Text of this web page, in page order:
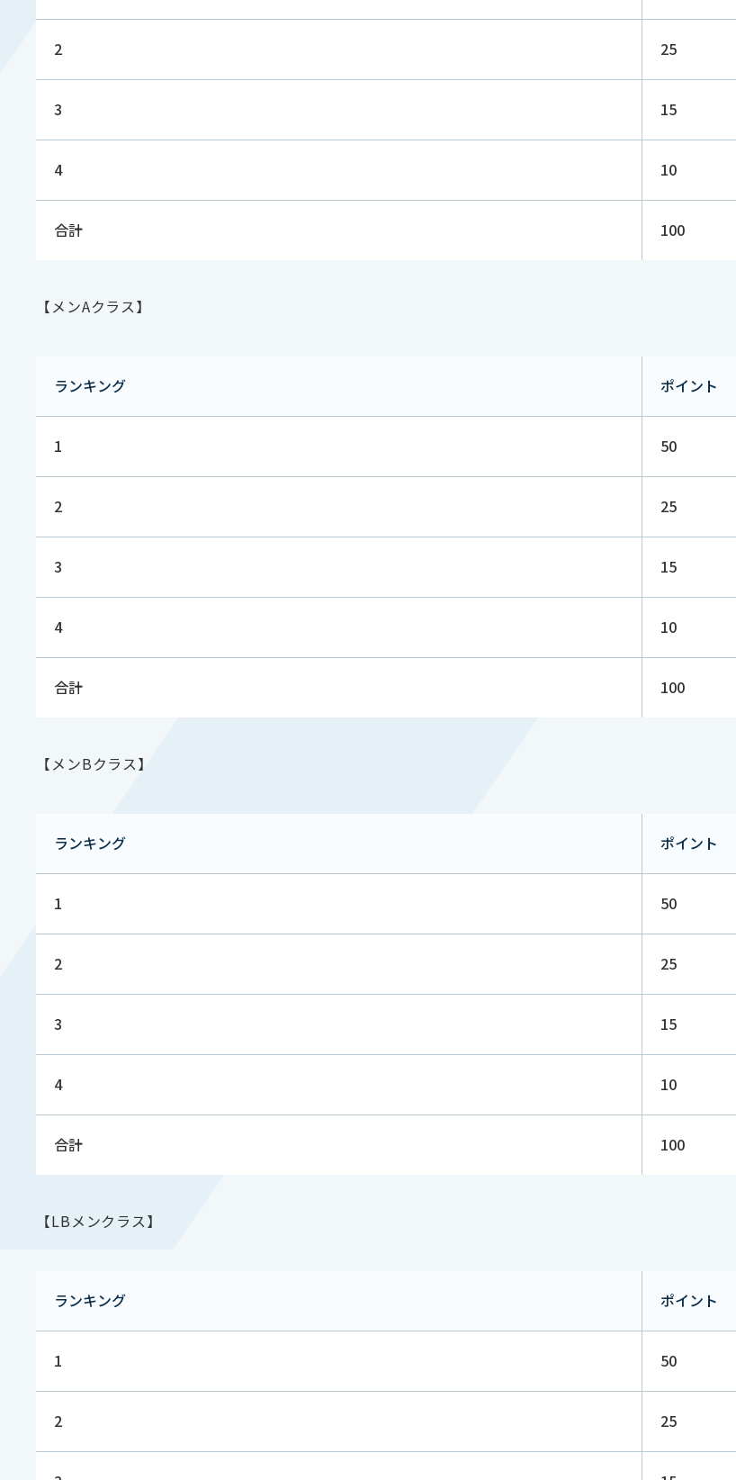
2 25
3 15
4 10
合計 100
【メンAクラス】
ランキング ポイント
1 50
2 25
3 15
4 10
合計 100
【メンBクラス】
ランキング ポイント
1 50
2 25
3 15
4 10
合計 100
【LBメンクラス】
ランキング ポイント
1 50
2 25